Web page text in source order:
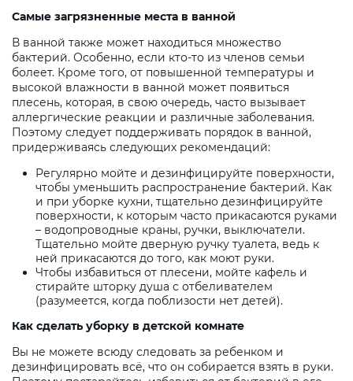
Самые загрязненные места в ванной
В ванной также может находиться множество
бактерий. Особенно, если кто-то из членов семьи
болеет. Кроме того, от повышенной температуры и
высокой влажности в ванной может появиться
плесень, которая, в свою очередь, часто вызывает
аллергические реакции и различные заболевания.
Поэтому следует поддерживать порядок в ванной,
придерживаясь следующих рекомендаций:
Регулярно мойте и дезинфицируйте поверхности,
чтобы уменьшить распространение бактерий. Как
и при уборке кухни, тщательно дезинфицируйте
поверхности, к которым часто прикасаются руками
– водопроводные краны, ручки, выключатели.
Тщательно мойте дверную ручку туалета, ведь к
ней прикасаются до того, как моют руки.
Чтобы избавиться от плесени, мойте кафель и
стирайте шторку душа с отбеливателем
(разумеется, когда поблизости нет детей).
Как сделать уборку в детской комнате
Вы не можете всюду следовать за ребенком и
дезинфицировать всё, что он собирается взять в руки.